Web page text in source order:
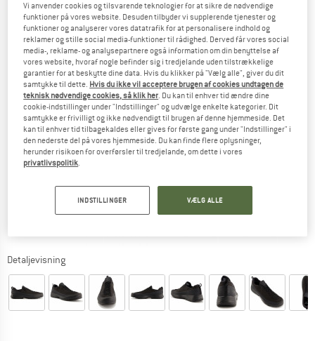
Detaljevisning
Vi anvender cookies og tilsvarende teknologier for at sikre de nødvendige
funktioner på vores website. Desuden tilbyder vi supplerende tjenester og
funktioner og analyserer vores datatrafik for at personalisere indhold og
reklamer og stille social media-funktioner til rådighed. Derved får vores social
media-, reklame- og analysepartnere også information om din benyttelse af
vores website, hvoraf nogle befinder sig i tredjelande uden tilstrækkelige
garantier for at beskytte dine data. Hvis du klikker på "Vælg alle", giver du dit
samtykke til dette. Hvis du ikke vil acceptere brugen af cookies undtagen de
teknisk nødvendige cookies, så klik her. Du kan til enhver tid ændre dine
cookie-indstillinger under "Indstillinger" og udvælge enkelte kategorier. Dit
samtykke er frivilligt og ikke nødvendigt til brugen af denne hjemmeside. Det
kan til enhver tid tilbagekaldes eller gives for første gang under "Indstillinger" i
den nederste del på vores hjemmeside. Du kan finde flere oplysninger,
herunder risikoen for overførsler til tredjelande, om dette i vores
privatlivspolitik.
INDSTILLINGER VÆLG ALLE